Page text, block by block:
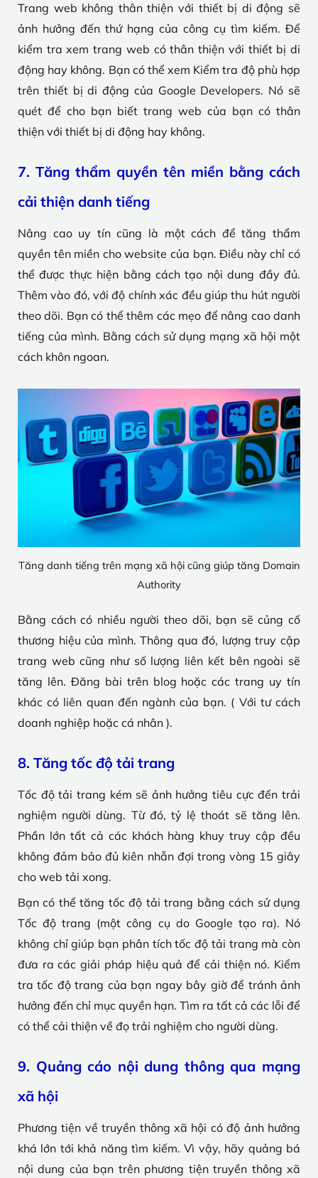
Trang web không thân thiện với thiết bị di động sẽ
ảnh hưởng đến thứ hạng của công cụ tìm kiếm. Để
kiểm tra xem trang web có thân thiện với thiết bị di
động hay không. Bạn có thể xem Kiểm tra độ phù hợp
trên thiết bị di động của Google Developers. Nó sẽ
quét để cho bạn biết trang web của bạn có thân
thiện với thiết bị di động hay không.
7. Tăng thẩm quyền tên miền bằng cách
cải thiện danh tiếng
Nâng cao uy tín cũng là một cách để tăng thẩm
quyền tên miền cho website của bạn. Điều này chỉ có
thể được thực hiện bằng cách tạo nội dung đầy đủ.
Thêm vào đó, với độ chính xác đều giúp thu hút người
theo dõi. Bạn có thể thêm các mẹo để nâng cao danh
tiếng của mình. Bằng cách sử dụng mạng xã hội một
cách khôn ngoan.
Tăng danh tiếng trên mạng xã hội cũng giúp tăng Domain
Authority
Bằng cách có nhiều người theo dõi, bạn sẽ củng cố
thương hiệu của mình. Thông qua đó, lượng truy cập
trang web cũng như số lượng liên kết bên ngoài sẽ
tăng lên. Đăng bài trên blog hoặc các trang uy tín
khác có liên quan đến ngành của bạn. ( Với tư cách
doanh nghiệp hoặc cá nhân ).
8. Tăng tốc độ tải trang
Tốc độ tải trang kém sẽ ảnh hưởng tiêu cực đến trải
nghiệm người dùng. Từ đó, tỷ lệ thoát sẽ tăng lên.
Phần lớn tất cả các khách hàng khuy truy cập đều
không đảm bảo đủ kiên nhẫn đợi trong vòng 15 giây
cho web tải xong.
Bạn có thể tăng tốc độ tải trang bằng cách sử dụng
Tốc độ trang (một công cụ do Google tạo ra). Nó
không chỉ giúp bạn phân tích tốc độ tải trang mà còn
đưa ra các giải pháp hiệu quả để cải thiện nó. Kiểm
tra tốc độ trang của bạn ngay bây giờ để tránh ảnh
hưởng đến chỉ mục quyền hạn. Tìm ra tất cả các lỗi để
có thể cải thiện về đọ trải nghiệm cho người dùng.
9. Quảng cáo nội dung thông qua mạng
xã hội
Phương tiện về truyền thông xã hội có độ ảnh hưởng
khá lớn tới khả năng tìm kiếm. Vì vậy, hãy quảng bá
nội dung của bạn trên phương tiện truyền thông xã